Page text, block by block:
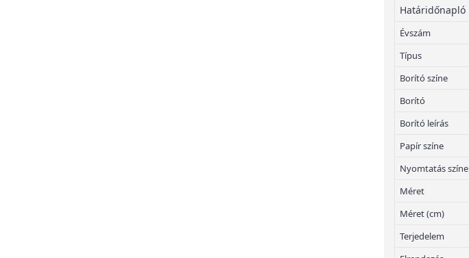
Határidőnapló
Évszám
Típus
Borító színe
Borító
Borító leírás
Papír színe
Nyomtatás színe
Méret
Méret (cm)
Terjedelem